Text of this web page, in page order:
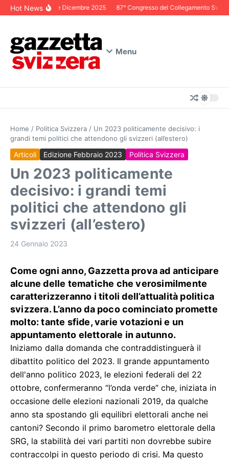
Salta al contenuto
Hot NewsEditoriale Dicembre 2025 87° Congresso del Collegamento
Menu
Home / Politica Svizzera / Un 2023 politicamente decisivo: i
grandi temi politici che attendono gli svizzeri (all’estero)
Articoli Edizione Febbraio 2023 Politica Svizzera
Un 2023 politicamente
decisivo: i grandi temi
politici che attendono gli
svizzeri (all’estero)
24 Gennaio 2023
Come ogni anno, Gazzetta prova ad anticipare
alcune delle tematiche che verosimilmente
caratterizzeranno i titoli dell’attualità politica
svizzera. L’anno da poco cominciato promette
molto: tante sfide, varie votazioni e un
appuntamento elettorale in autunno.
Iniziamo dalla domanda che contraddistinguerà il
dibattito politico del 2023. Il grande appuntamento
dell'anno politico 2023, le elezioni federali del 22
ottobre, confermeranno “l’onda verde” che, iniziata in
occasione delle elezioni nazionali 2019, da qualche
anno sta spostando gli equilibri elettorali anche nei
cantoni? Secondo il primo barometro elettorale della
SRG, la stabilità dei vari partiti non dovrebbe subire
contraccolpi in questo periodo di crisi. Ma questo